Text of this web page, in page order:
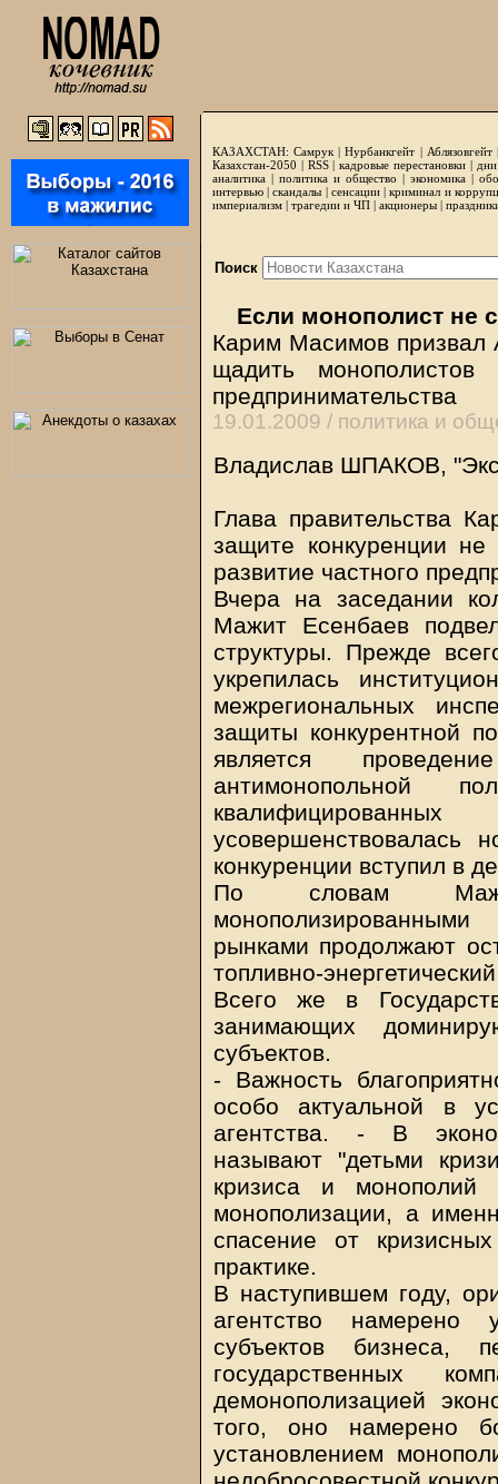
КАЗАХСТАН: Самрук |Нурбанкгейт | Аблязовгейт
Казахстан-2050 | RSS|кадровые перестановки|
аналитика | политика и общество | экономика |
интервью |скандалы | сенсации|криминал и
империализм | трагедии и ЧП | акционеры |
Поиск
Если монополист не
Карим Масимов призвал
щадить
предпринимательства
19.01.2009 / политика и
Владислав ШПАКОВ,
Глава правительства
защите конкуренции
развитие частного
Вчера на заседании
Мажит Есенбаев
структуры. Прежде
укрепилась
межрегиональных
защиты конкурентной
является
антимонопольной
усовершенствовалась
конкуренции вступил в
По словам
рынками продолжают
топливно-
Всего же в
занимающих
субъектов.
- Важность
особо актуальной в
агентства. - В
называют "детьми
кризиса и
монополизации, а
спасение от
практике.
В наступившем году,
агентство намерено
субъектов бизнеса,
государственных
демонополизацией
того, оно намерено
установлением